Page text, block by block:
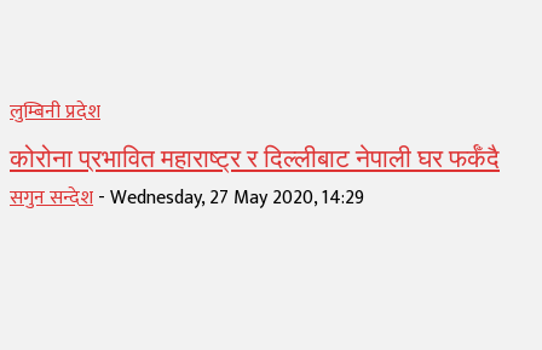
लुम्बिनी प्रदेश
कोरोना प्रभावित महाराष्ट्र र दिल्लीबाट नेपाली घर फर्कँदै
सगुन सन्देश-Wednesday, 27 May 2020, 14:29